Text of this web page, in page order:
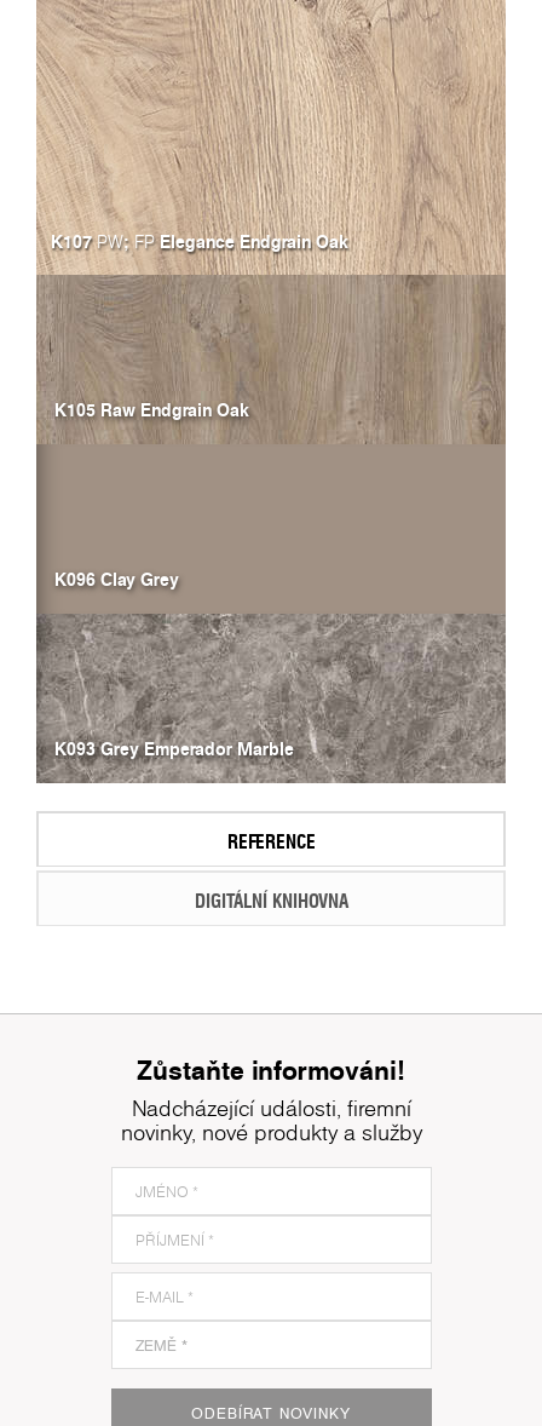
K107PW; FPElegance Endgrain Oak
K105 Raw Endgrain Oak
K096 Clay Grey
K093 Grey Emperador Marble
REFERENCE
DIGITÁLNÍ KNIHOVNA
Zůstaňte informováni!
Nadcházející události, firemní
novinky, nové produkty a služby
ODEBÍRAT NOVINKY